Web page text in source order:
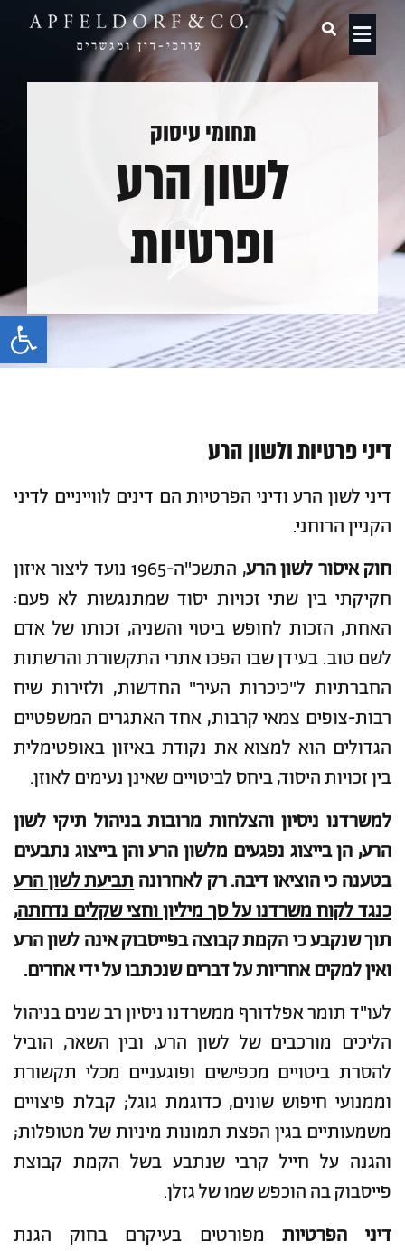
תחומי עיסוק
לשון הרע
ופרטיות
דיני פרטיות ולשון הרע
דיני לשון הרע ודיני הפרטיות הם דינים לווייניים לדיני
הקניין הרוחני.
חוק איסור לשון הרע
, התשכ"ה-1965 נועד ליצור איזון
חקיקתי בין שתי זכויות יסוד שמתנגשות לא פעם:
האחת, הזכות לחופש ביטוי והשניה, זכותו של אדם
לשם טוב. בעידן שבו הפכו אתרי התקשורת והרשתות
החברתיות ל"כיכרות העיר" החדשות, ולזירות שיח
רבות-צופים צמאי קרבות, אחד האתגרים המשפטיים
הגדולים הוא למצוא את נקודת באיזון באופטימלית
בין זכויות היסוד, ביחס לביטויים שאינן נעימים לאוזן.
למשרדנו ניסיון והצלחות מרובות בניהול תיקי לשון
הרע, הן בייצוג נפגעים מלשון הרע והן בייצוג נתבעים
בטענה כי הוציאו דיבה. רק לאחרונה תביעת לשון הרע
כנגד לקוח משרדנו על סך מיליון וחצי שקלים נדחתה,
תוך שנקבע כי הקמת קבוצה בפייסבוק אינה לשון הרע
ואין למקים אחריות על דברים שנכתבו על ידי אחרים.
לעו"ד תומר אפלדורף ממשרדנו ניסיון רב שנים בניהול
הליכים מורכבים של לשון הרע, ובין השאר, הוביל
להסרת ביטויים מכפישים ופוגעניים מכלי תקשורת
וממנועי חיפוש שונים, כדוגמת גוגל; קבלת פיצויים
משמעותיים בגין הפצת תמונות מיניות של מטופלות;
והגנה על חייל קרבי שנתבע בשל הקמת קבוצת
פייסבוק בה הוכפש שמו של גזלן.
דיני הפרטיות מפורטים בעיקרם בחוק הגנת